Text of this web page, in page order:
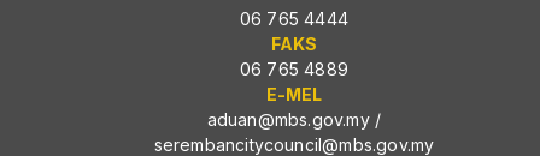
06 765 4444
FAKS
06 765 4889
E-MEL
aduan@mbs.gov.my/
serembancitycouncil@mbs.gov.my